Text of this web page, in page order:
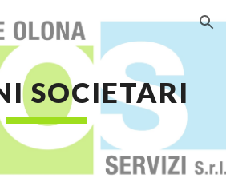
Skip to navigation
SOCIETARI